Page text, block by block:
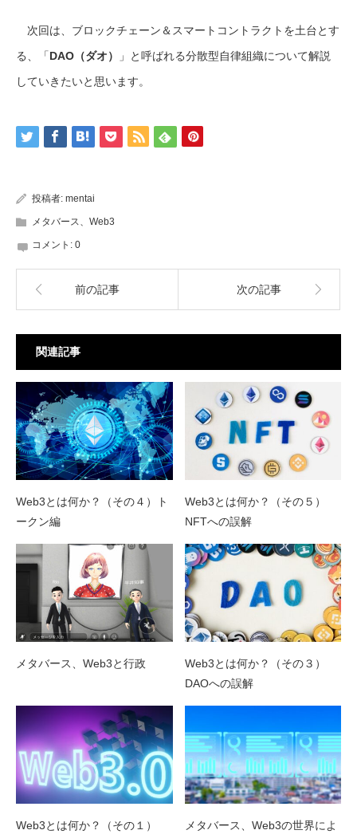
次回は、ブロックチェーン＆スマートコントラクトを土台とす
る、「DAO（ダオ）
」と呼ばれる分散型自律組織について解説
していきたいと思います。
投稿者: mentai
メタバース、Web3
コメント: 0
前の記事 次の記事
関連記事
Web3とは何か？（その４）ト
ークン編
Web3とは何か？（その５）
NFTへの誤解
メタバース、Web3と行政
Web3とは何か？（その３）
DAOへの誤解
Web3とは何か？（その１）
メタバース、Web3の世界によ